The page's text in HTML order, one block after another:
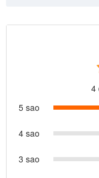
4
5 sao
4 sao
3 sao